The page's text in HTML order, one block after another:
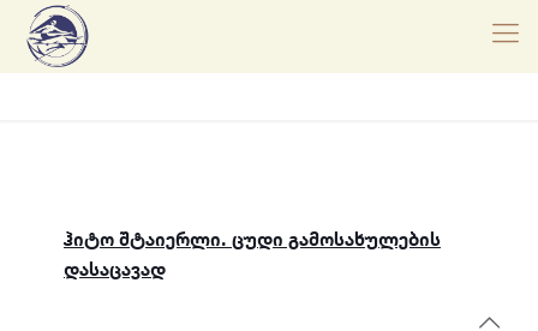
ჰიტო შტაიერლი. ცუდი გამოსახულების
დასაცავად